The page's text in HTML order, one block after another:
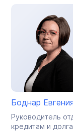
Боднар
Руководитель
кредитам и